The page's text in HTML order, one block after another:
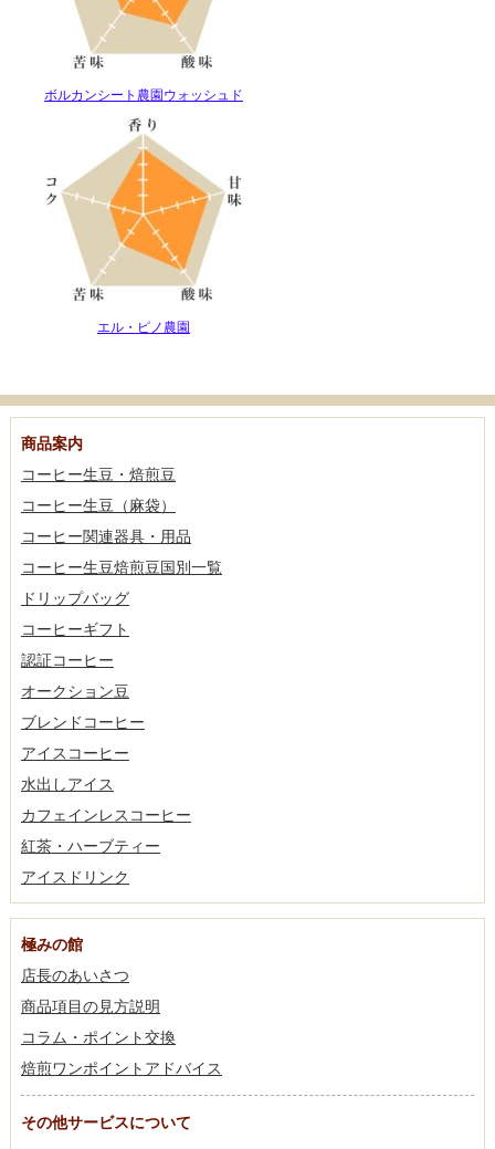
ボルカンシート農園ウォッシュド
エル・ピノ農園
商品案内
コーヒー生豆・焙煎豆
コーヒー生豆（麻袋）
コーヒー関連器具・用品
コーヒー生豆焙煎豆国別一覧
ドリップバッグ
コーヒーギフト
認証コーヒー
オークション豆
ブレンドコーヒー
アイスコーヒー
水出しアイス
カフェインレスコーヒー
紅茶・ハーブティー
アイスドリンク
極みの館
店長のあいさつ
商品項目の見方説明
コラム・ポイント交換
焙煎ワンポイントアドバイス
その他サービスについて